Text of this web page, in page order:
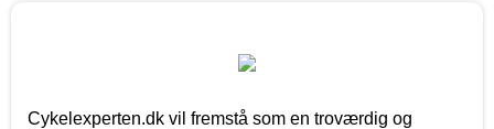
Cykelexperten.dk vil fremstå som en troværdig og